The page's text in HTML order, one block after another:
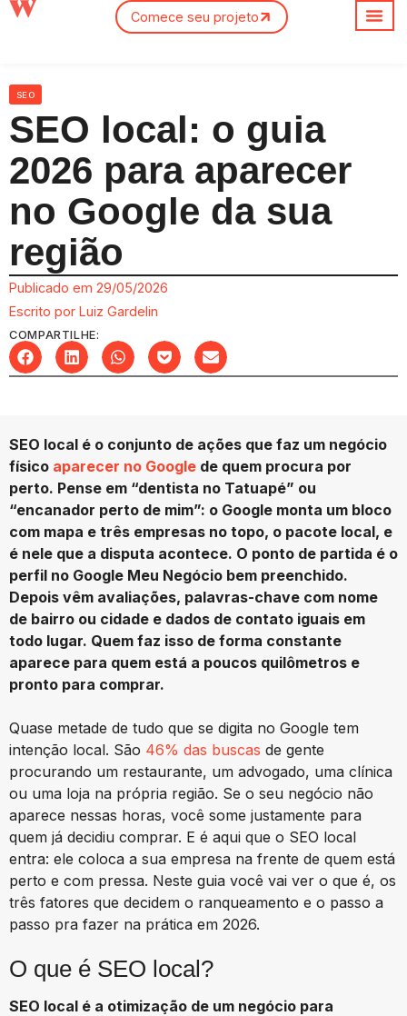
Comece seu projeto
SEO
SEO local: o guia
2026 para aparecer
no Google da sua
região
Publicado em 29/05/2026
Escrito por Luiz Gardelin
COMPARTILHE:
SEO local é o conjunto de ações que faz um negócio
físico aparecer no Google de quem procura por
perto. Pense em “dentista no Tatuapé” ou
“encanador perto de mim”: o Google monta um bloco
com mapa e três empresas no topo, o pacote local, e
é nele que a disputa acontece. O ponto de partida é o
perfil no Google Meu Negócio bem preenchido.
Depois vêm avaliações, palavras-chave com nome
de bairro ou cidade e dados de contato iguais em
todo lugar. Quem faz isso de forma constante
aparece para quem está a poucos quilômetros e
pronto para comprar.
Quase metade de tudo que se digita no Google tem
intenção local. São 46% das buscas de gente
procurando um restaurante, um advogado, uma clínica
ou uma loja na própria região. Se o seu negócio não
aparece nessas horas, você some justamente para
quem já decidiu comprar. E é aqui que o SEO local
entra: ele coloca a sua empresa na frente de quem está
perto e com pressa. Neste guia você vai ver o que é, os
três fatores que decidem o ranqueamento e o passo a
passo pra fazer na prática em 2026.
O que é SEO local?
SEO local é a otimização de um negócio para